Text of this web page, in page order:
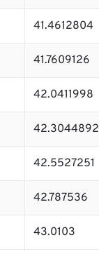
41.4612804
41.7609126
42.0411998
42.3044892
42.5527251
42.787536
43.0103